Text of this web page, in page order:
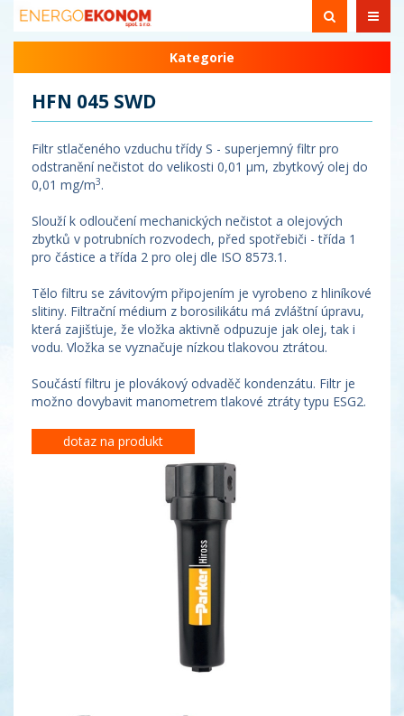
Kategorie
HFN 045 SWD
Filtr stlačeného vzduchu třídy S - superjemný filtr pro
odstranění nečistot do velikosti 0,01 µm, zbytkový olej do
0,01 mg/m3.
Slouží k odloučení mechanických nečistot a olejových
zbytků v potrubních rozvodech, před spotřebiči - třída 1
pro částice a třída 2 pro olej dle ISO 8573.1.
Tělo filtru se závitovým připojením je vyrobeno z hliníkové
slitiny. Filtrační médium z borosilikátu má zvláštní úpravu,
která zajišťuje, že vložka aktivně odpuzuje jak olej, tak i
vodu. Vložka se vyznačuje nízkou tlakovou ztrátou.
Součástí filtru je plovákový odvaděč kondenzátu. Filtr je
možno dovybavit manometrem tlakové ztráty typu ESG2.
dotaz na produkt